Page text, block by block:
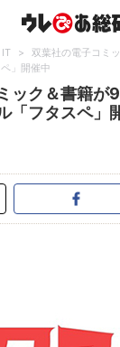
IT >
双葉社の電子コミ
」開催中
ック＆書籍
「フタスペ」